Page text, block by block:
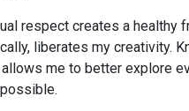
respect creates a healthy
liberates my creativity.
allows me to better explore